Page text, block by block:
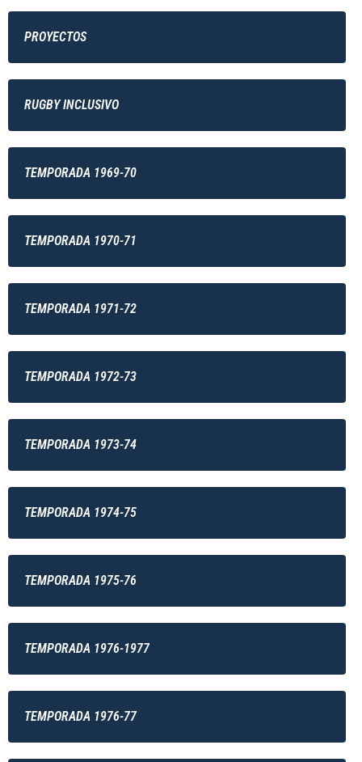
PROYECTOS
RUGBY INCLUSIVO
TEMPORADA 1969-70
TEMPORADA 1970-71
TEMPORADA 1971-72
TEMPORADA 1972-73
TEMPORADA 1973-74
TEMPORADA 1974-75
TEMPORADA 1975-76
TEMPORADA 1976-1977
TEMPORADA 1976-77